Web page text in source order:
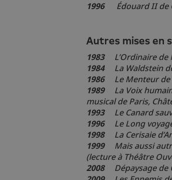
1996
Édouard IIde
Autres mises en
1983
L’Ordinaire
1984
La Waldstein
1986
Le Menteur de
1989
La Voix
musical de Paris,
1993
Le Canard
1996
Le Long
1998
La Cerisaie
1999
Mais aussi
(lecture à Théâtre
2008
Dépaysage